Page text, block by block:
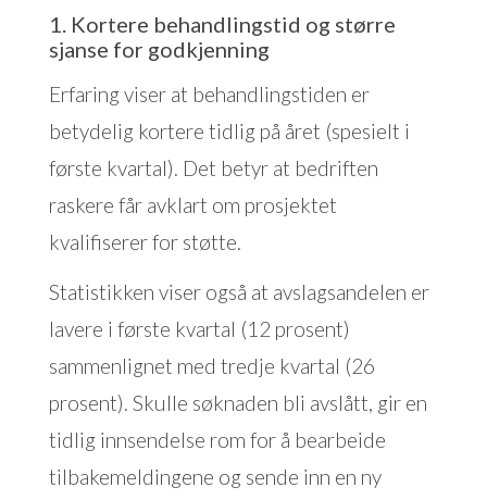
1. Kortere behandlingstid og større
sjanse for godkjenning
Erfaring viser at behandlingstiden er
betydelig kortere tidlig på året (spesielt i
første kvartal). Det betyr at bedriften
raskere får avklart om prosjektet
kvalifiserer for støtte.
Statistikken viser også at avslagsandelen er
lavere i første kvartal (12 prosent)
sammenlignet med tredje kvartal (26
prosent). Skulle søknaden bli avslått, gir en
tidlig innsendelse rom for å bearbeide
tilbakemeldingene og sende inn en ny